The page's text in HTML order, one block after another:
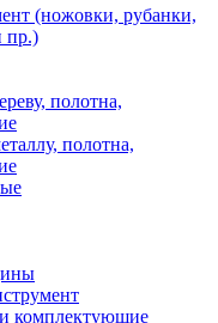
(ножовки, рубанки,
пр.)
полотна,
полотна,
комплектующие